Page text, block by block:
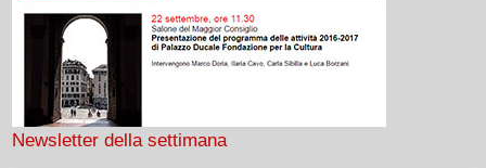
Newsletter della settimana